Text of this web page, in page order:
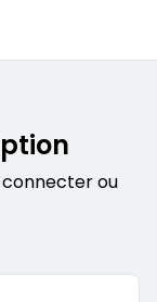
connecter ou